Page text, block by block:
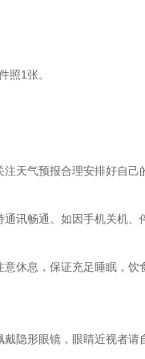
照1张。
注天气预报合理安排好自
通讯畅通。如因手机关机
意休息，保证充足睡眠，
戴隐形眼镜，眼睛近视者请